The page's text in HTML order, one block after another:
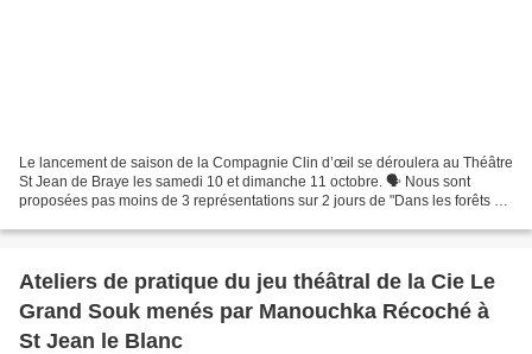
Le lancement de saison de la Compagnie Clin d’œil se déroulera au Théâtre
St Jean de Braye les samedi 10 et dimanche 11 octobre. 🗣 Nous sont
proposées pas moins de 3 représentations sur 2 jours de "Dans les forêts de
Ateliers de pratique du jeu théâtral de la Cie Le
Grand Souk menés par Manouchka Récoché à
St Jean le Blanc